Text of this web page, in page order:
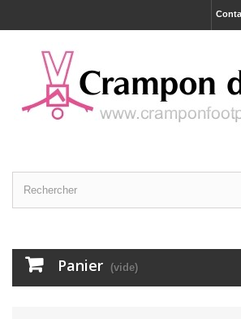
Panier (vide)